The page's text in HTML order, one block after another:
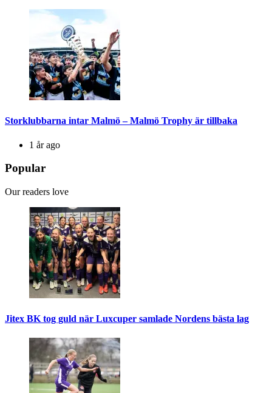
Storklubbarna intar Malmö – Malmö Trophy är tillbaka
1 år ago
Popular
Our readers love
Jitex BK tog guld när Luxcuper samlade Nordens bästa lag